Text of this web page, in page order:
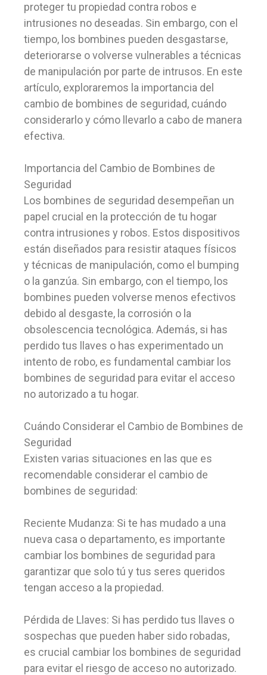
proteger tu propiedad contra robos e
intrusiones no deseadas. Sin embargo, con el
tiempo, los bombines pueden desgastarse,
deteriorarse o volverse vulnerables a técnicas
de manipulación por parte de intrusos. En este
artículo, exploraremos la importancia del
cambio de bombines de seguridad, cuándo
considerarlo y cómo llevarlo a cabo de manera
efectiva.
Importancia del Cambio de Bombines de
Seguridad
Los bombines de seguridad desempeñan un
papel crucial en la protección de tu hogar
contra intrusiones y robos. Estos dispositivos
están diseñados para resistir ataques físicos
y técnicas de manipulación, como el bumping
o la ganzúa. Sin embargo, con el tiempo, los
bombines pueden volverse menos efectivos
debido al desgaste, la corrosión o la
obsolescencia tecnológica. Además, si has
perdido tus llaves o has experimentado un
intento de robo, es fundamental cambiar los
bombines de seguridad para evitar el acceso
no autorizado a tu hogar.
Cuándo Considerar el Cambio de Bombines de
Seguridad
Existen varias situaciones en las que es
recomendable considerar el cambio de
bombines de seguridad:
Reciente Mudanza: Si te has mudado a una
nueva casa o departamento, es importante
cambiar los bombines de seguridad para
garantizar que solo tú y tus seres queridos
tengan acceso a la propiedad.
Pérdida de Llaves: Si has perdido tus llaves o
sospechas que pueden haber sido robadas,
es crucial cambiar los bombines de seguridad
para evitar el riesgo de acceso no autorizado.